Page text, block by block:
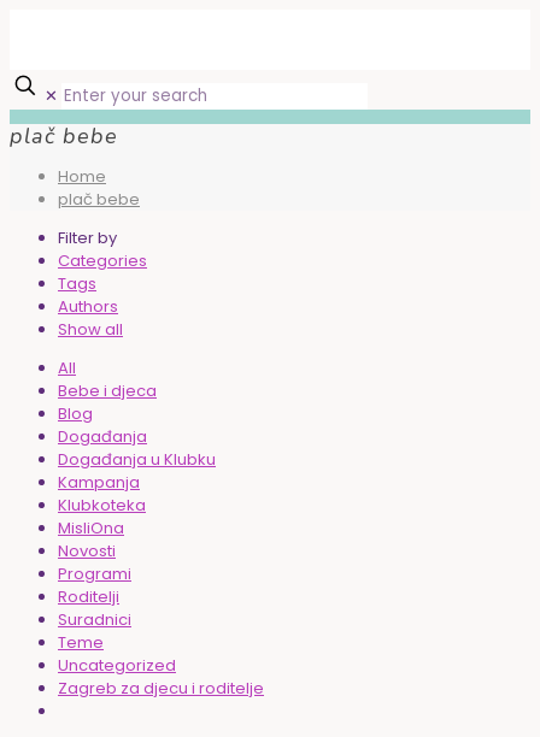
✕
plač bebe
Home
plač bebe
Filter by
Categories
Tags
Authors
Show all
All
Bebe i djeca
Blog
Događanja
Događanja u Klubku
Kampanja
Klubkoteka
MisliOna
Novosti
Programi
Roditelji
Suradnici
Teme
Uncategorized
Zagreb za djecu i roditelje